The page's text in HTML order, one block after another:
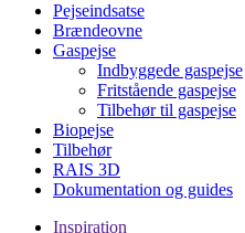
Pejseindsatse
Brændeovne
Gaspejse
Indbyggede gaspejse
Fritstående gaspejse
Tilbehør til gaspejse
Biopejse
Tilbehør
RAIS 3D
Dokumentation og guides
Inspiration